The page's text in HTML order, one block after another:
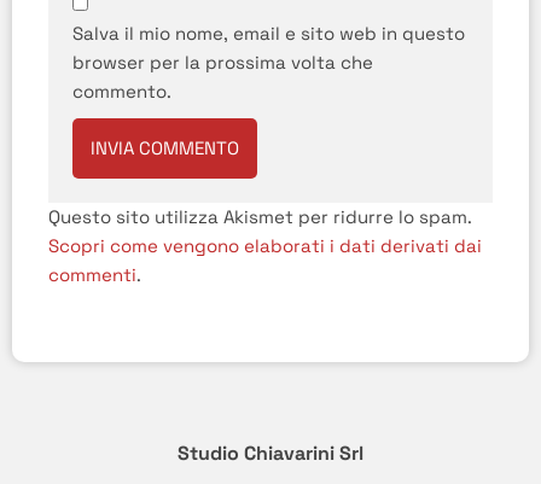
Salva il mio nome, email e sito web in questo
browser per la prossima volta che
commento.
Questo sito utilizza Akismet per ridurre lo spam.
Scopri come vengono elaborati i dati derivati dai
commenti.
Studio Chiavarini Srl